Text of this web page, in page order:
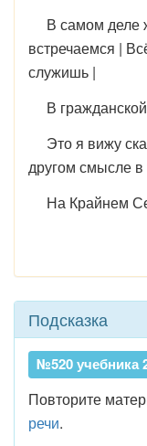
В самом деле
встречаемся |
служишь |
В
Это я вижу
другом смысле
На Крайнем
Подсказка
№520 учебника
Повторите
речи.